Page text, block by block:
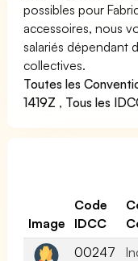
possibles pour
accessoires, nous
salariés dépendant
collectives.
Toutes les
1419Z , Tous les
Image
Code
IDCC
00247